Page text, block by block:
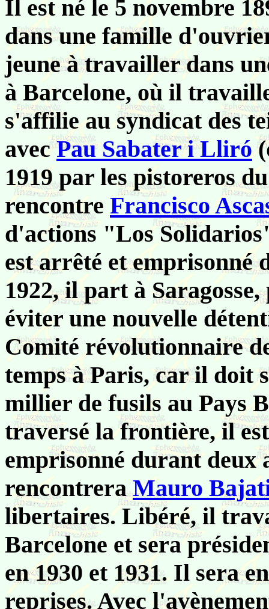
Il est né le 5 novembre
dans une famille
jeune à travailler dans
à Barcelone, où il
s'affilie au syndicat des
avecPau Sabater i Lliró
1919 par les pistoreros
rencontre Francisco
d'actions "Los
est arrêté et emprisonné
1922, il part à
éviter une nouvelle
Comité révolutionnaire
temps à Paris, car il doit
millier de fusils au Pays
traversé la frontière, il
emprisonné durant
rencontreraMauro
libertaires. Libéré, il
Barcelone et sera
en 1930 et 1931. Il sera
reprises. Avec